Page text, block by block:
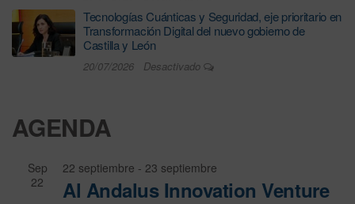
Tecnologías Cuánticas y Seguridad, eje prioritario en
Transformación Digital del nuevo gobierno de
Castilla y León
20/07/2026 Desactivado
AGENDA
Sep
22
22 septiembre - 23 septiembre
Al Andalus Innovation Venture